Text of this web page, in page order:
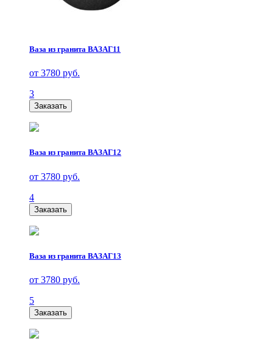
Ваза из гранита ВАЗАГ11
от 3780 руб.
3
Заказать
Ваза из гранита ВАЗАГ12
от 3780 руб.
4
Заказать
Ваза из гранита ВАЗАГ13
от 3780 руб.
5
Заказать